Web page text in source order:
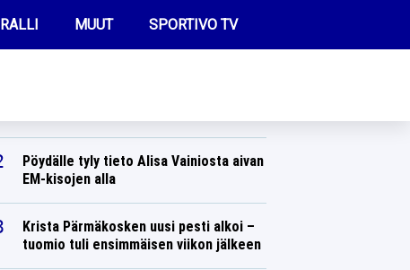
RALLI MUUT
OLYMPIALAISET
SPORTIVO TV
Pöydälle tyly tieto Alisa Vainiosta aivan
EM-kisojen alla
Krista Pärmäkosken uusi pesti alkoi –
tuomio tuli ensimmäisen viikon jälkeen